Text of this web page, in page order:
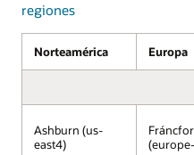
de
datos
de
Oracle
OCI
gestionados
por
regiones
Norteamérica Europa
Ashburn (us-
east4)